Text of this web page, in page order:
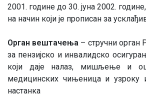
2001. године до 30. јуна 2002. године,
на начин који је прописан за
Орган вештачења – стручни орган
за пензијско и инвалидско
који даје налаз, мишљење и
медицинских чињеница и узроку
настанка